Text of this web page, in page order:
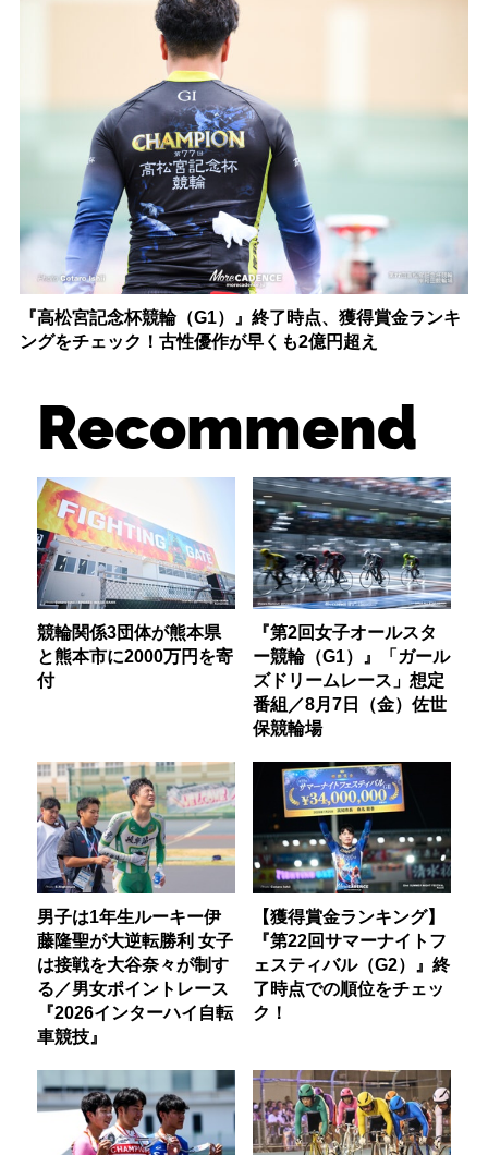
『高松宮記念杯競輪（G1）』終了時点、獲得賞金ランキ
ングをチェック！古性優作が早くも2億円超え
Recommend
競輪関係3団体が熊本県
と熊本市に2000万円を寄
付
『第2回女子オールスタ
ー競輪（G1）』「ガール
ズドリームレース」想定
番組／8月7日（金）佐世
保競輪場
男子は1年生ルーキー伊
藤隆聖が大逆転勝利 女子
は接戦を大谷奈々が制す
る／男女ポイントレース
『2026インターハイ自転
車競技』
【獲得賞金ランキング】
『第22回サマーナイトフ
ェスティバル（G2）』終
了時点での順位をチェッ
ク！